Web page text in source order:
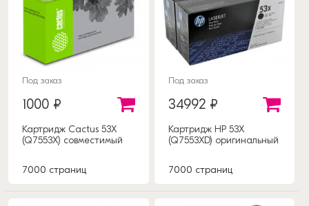
Под заказ
1000 ₽
Картридж Cactus 53X
(Q7553X) совместимый
7000 страниц
Под заказ
34992 ₽
Картридж HP 53X
(Q7553XD) оригинальный
7000 страниц